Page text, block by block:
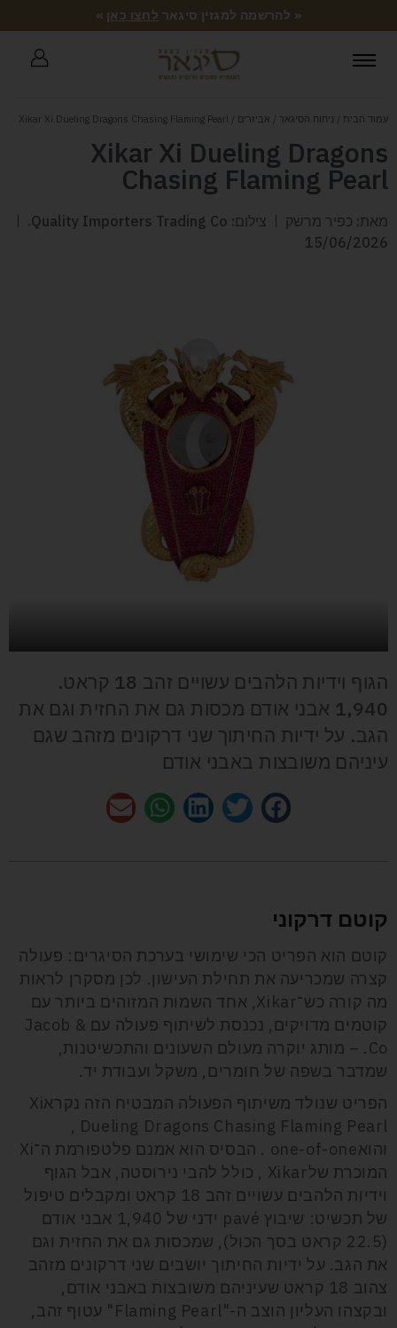
« להרשמה למגזין סיגאר לחצו כאן »
עמוד הבית / ניחוח הסיגאר / אביזרים / Xikar Xi Dueling Dragons Chasing Flaming Pearl
Xikar Xi Dueling Dragons
Chasing Flaming Pearl
מאת: כפיר מרשק
צילום: Quality Importers Trading Co.
15/06/2026
הגוף וידיות הלהבים עשויים זהב 18 קראט.
1,940 אבני אודם מכסות גם את החזית וגם את
הגב. על ידיות החיתוך שני דרקונים מזהב שגם
עיניהם משובצות באבני אודם
קוטם דרקוני
קוטם הוא הפריט הכי שימושי בערכת הסיגרים: פעולה
קצרה שמכריעה את תחילת העישון. לכן מסקרן לראות
מה קורה כש־Xikar, אחד השמות המזוהים ביותר עם
קוטמים מדויקים, נכנסת לשיתוף פעולה עם Jacob &
Co. – מותג יוקרה מעולם השעונים והתכשיטנות,
שמדבר בשפה של חומרים, משקל ועבודת יד.
הפריט שנולד משיתוף הפעולה המבטיח הזה נקראXi
Dueling Dragons Chasing Flaming Pearl ,
והואone-of-one . הבסיס הוא אמנם פלטפורמת ה־Xi
המוכרת שלXikar , כולל להבי נירוסטה, אבל הגוף
וידיות הלהבים עשויים זהב 18 קראט ומקבלים טיפול
של תכשיט: שיבוץ pavé ידני של 1,940 אבני אודם
(22.5 קראט בסך הכול), שמכסות גם את החזית וגם
את הגב. על ידיות החיתוך יושבים שני דרקונים מזהב
צהוב 18 קראט שעיניהם משובצות באבני אודם,
ובקצהו העליון הוצב ה-"Flaming Pearl" עטוף זהב,